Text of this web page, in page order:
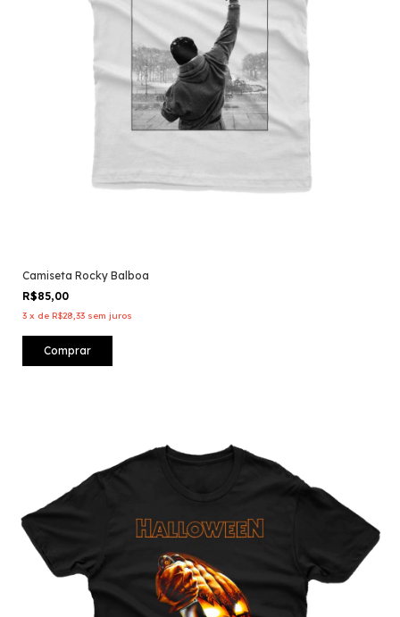
Camiseta Rocky Balboa
R$85,00
3 x de R$28,33 sem juros
Comprar